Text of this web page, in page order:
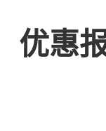
优惠